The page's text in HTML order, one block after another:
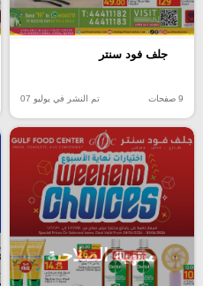
جلف فود سنتر
9 صفحات تم النشر في يوليو 07
منتهية الصلاحية